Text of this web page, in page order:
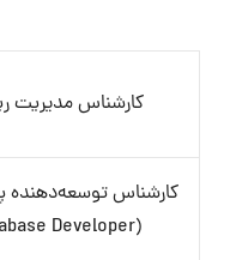
کارشناس مدیریت
کارشناس توسعه‌دهنده
(Database Developer)